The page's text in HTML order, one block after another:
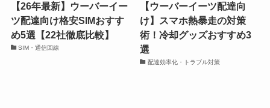
【26年最新】ウーバーイー
ツ配達向け格安SIMおすす
め5選【22社徹底比較】
SIM・通信回線
【ウーバーイーツ配達向
け】スマホ熱暴走の対策
術！冷却グッズおすすめ3
選
配達効率化・トラブル対策